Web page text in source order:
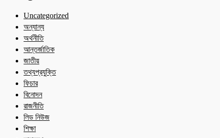
Uncategorized
অন্যান্য
অর্থনীতি
আন্তর্জাতিক
জাতীয়
তথ্যপ্রযুক্তি
ফিচার
বিনোদন
রাজনীতি
লিড নিউজ
শিক্ষা